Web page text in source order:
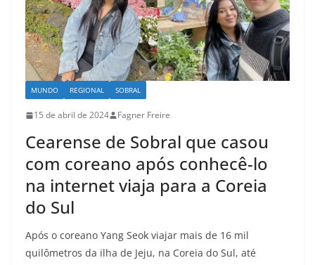
MUNDO REGIONAL SOBRAL
15 de abril de 2024 Fagner Freire
Cearense de Sobral que casou
com coreano após conhecê-lo
na internet viaja para a Coreia
do Sul
Após o coreano Yang Seok viajar mais de 16 mil
quilômetros da ilha de Jeju, na Coreia do Sul, até